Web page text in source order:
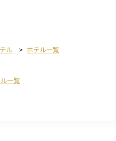
ル
ホテル一覧
一覧